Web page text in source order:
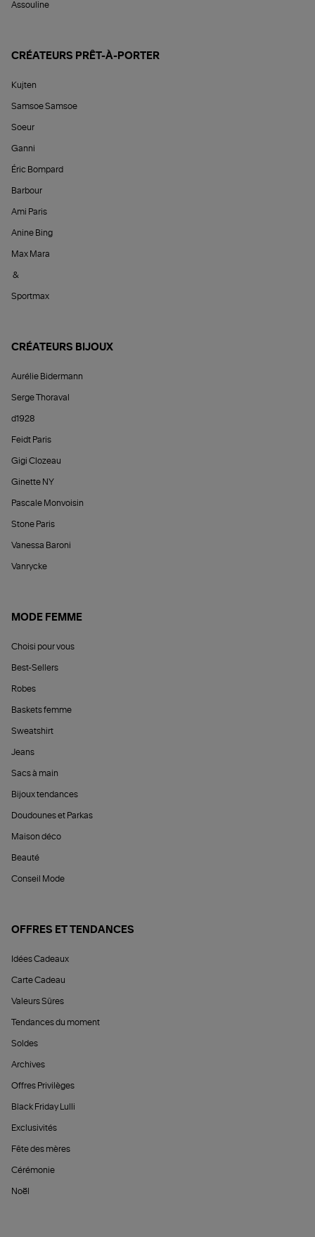
Assouline
CRÉATEURS PRÊT-À-PORTER
Kujten
Samsoe Samsoe
Soeur
Ganni
Éric Bompard
Barbour
Ami Paris
Anine Bing
Max Mara
&
Sportmax
CRÉATEURS BIJOUX
Aurélie Bidermann
Serge Thoraval
d1928
Feidt Paris
Gigi Clozeau
Ginette NY
Pascale Monvoisin
Stone Paris
Vanessa Baroni
Vanrycke
MODE FEMME
Choisi pour vous
Best-Sellers
Robes
Baskets femme
Sweatshirt
Jeans
Sacs à main
Bijoux tendances
Doudounes et Parkas
Maison déco
Beauté
Conseil Mode
OFFRES ET TENDANCES
Idées Cadeaux
Carte Cadeau
Valeurs Sûres
Tendances du moment
Soldes
Archives
Offres Privilèges
Black Friday Lulli
Exclusivités
Fête des mères
Cérémonie
Noël